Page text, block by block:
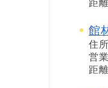
距
館
住
営
距